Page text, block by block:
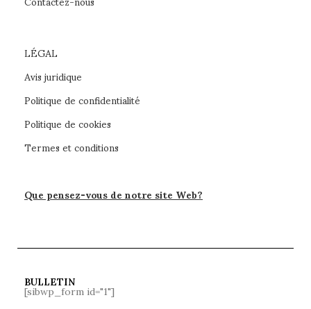
LÉGAL
Avis juridique
Politique de confidentialité
Politique de cookies
Termes et conditions
Que pensez-vous de notre site Web?
BULLETIN
[sibwp_form id="1"]